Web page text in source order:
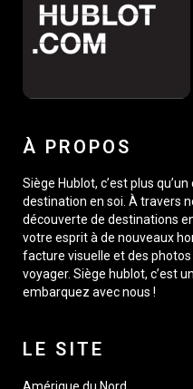
À PROPOS
Siège Hublot, c’est plus
destination en soi. À travers
découverte de destinations
votre esprit à de nouveaux
facture visuelle et des
voyager. Siège hublot, c’est
embarquez avec nous !
LE SITE